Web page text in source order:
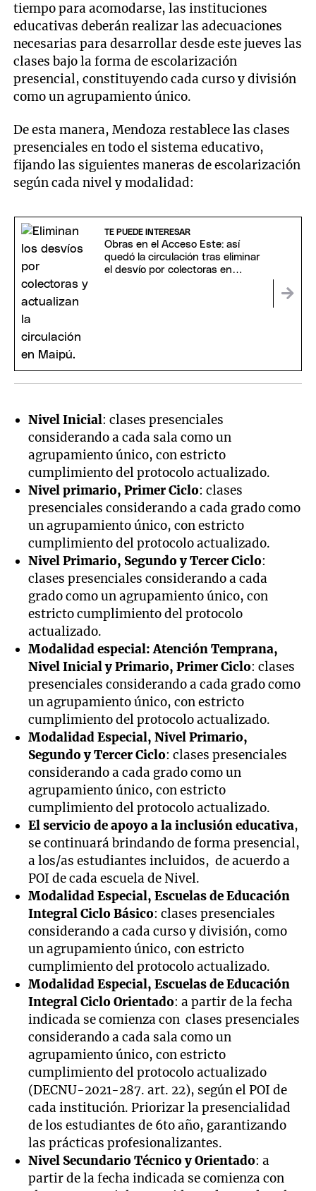
tiempo para acomodarse, las instituciones
educativas deberán realizar las adecuaciones
necesarias para desarrollar desde este jueves las
clases bajo la forma de escolarización
presencial, constituyendo cada curso y división
como un agrupamiento único.
De esta manera, Mendoza restablece las clases
presenciales en todo el sistema educativo,
fijando las siguientes maneras de escolarización
según cada nivel y modalidad:
TE PUEDE INTERESAR
Obras en el Acceso Este: así
quedó la circulación tras eliminar
el desvío por colectoras en
Nivel Inicial: clases presenciales
considerando a cada sala como un
agrupamiento único, con estricto
cumplimiento del protocolo actualizado.
Nivel primario, Primer Ciclo: clases
presenciales considerando a cada grado como
un agrupamiento único, con estricto
cumplimiento del protocolo actualizado.
Nivel Primario, Segundo y Tercer Ciclo:
clases presenciales considerando a cada
grado como un agrupamiento único, con
estricto cumplimiento del protocolo
actualizado.
Modalidad especial: Atención Temprana,
Nivel Inicial y Primario, Primer Ciclo: clases
presenciales considerando a cada grado como
un agrupamiento único, con estricto
cumplimiento del protocolo actualizado.
Modalidad Especial, Nivel Primario,
Segundo y Tercer Ciclo: clases presenciales
considerando a cada grado como un
agrupamiento único, con estricto
cumplimiento del protocolo actualizado.
El servicio de apoyo a la inclusión educativa,
se continuará brindando de forma presencial,
a los/as estudiantes incluidos, de acuerdo a
POI de cada escuela de Nivel.
Modalidad Especial, Escuelas de Educación
Integral Ciclo Básico: clases presenciales
considerando a cada curso y división, como
un agrupamiento único, con estricto
cumplimiento del protocolo actualizado.
Modalidad Especial, Escuelas de Educación
Integral Ciclo Orientado: a partir de la fecha
indicada se comienza con clases presenciales
considerando a cada sala como un
agrupamiento único, con estricto
cumplimiento del protocolo actualizado
(DECNU-2021-287. art. 22), según el POI de
cada institución. Priorizar la presencialidad
de los estudiantes de 6to año, garantizando
las prácticas profesionalizantes.
Nivel Secundario Técnico y Orientado: a
partir de la fecha indicada se comienza con